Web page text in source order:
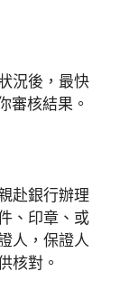
況後，最快
審核結果。
赴銀行辦理
、印章、或
人，保證人
核對。